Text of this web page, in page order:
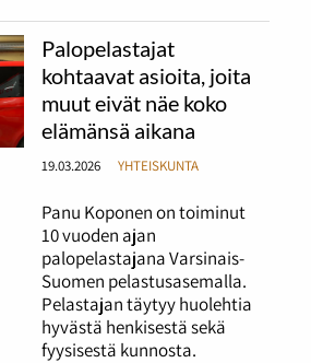
Palopelastajat
kohtaavat asioita, joita
muut eivät näe koko
elämänsä aikana
19.03.2026 YHTEISKUNTA
Panu Koponen on toiminut
10 vuoden ajan
palopelastajana Varsinais-
Suomen pelastusasemalla.
Pelastajan täytyy huolehtia
hyvästä henkisestä sekä
fyysisestä kunnosta.